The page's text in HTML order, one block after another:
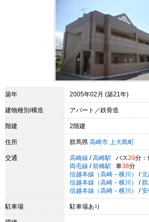
築年 2005年02月 (築21年)
建物種別/構造 アパート／鉄骨造
階建 2階建
住所 群馬県 高崎市 上大島町
交通 高崎線 / 高崎駅 バス20分：
両毛線 / 前橋駅 車38分
信越本線（高崎－横川）
/ 北
信越本線（高崎－横川）
/ 群
信越本線（高崎－横川）
/ 安
駐車場 駐車場あり